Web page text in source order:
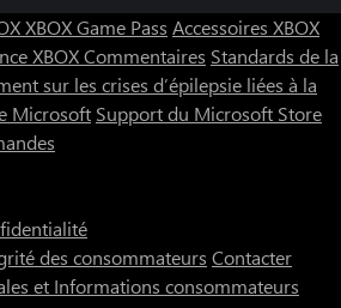
XBOX Game Pass Accessoires XBOX
XBOXCommentaires Standards de la
sur les crises d’épilepsie liées à la
Microsoft Support du Microsoft Store
des consommateurs Contacter
et Informations consommateurs